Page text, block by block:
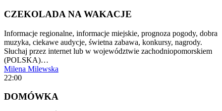
CZEKOLADA NA WAKACJE
Informacje regionalne, informacje miejskie, prognoza pogody, dobra
muzyka, ciekawe audycje, świetna zabawa, konkursy, nagrody.
Słuchaj przez internet lub w województwie zachodniopomorskiem
(POLSKA)…
Milena Milewska
22:00
DOMÓWKA